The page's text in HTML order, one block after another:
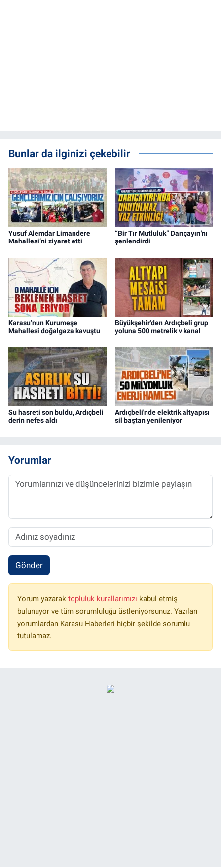
Bunlar da ilginizi çekebilir
Yusuf Alemdar Limandere
Mahallesi’ni ziyaret etti
“Bir Tır Mutluluk” Darıçayırı'nı
şenlendirdi
Karasu’nun Kurumeşe
Mahallesi doğalgaza kavuştu
Büyükşehir'den Ardıçbeli grup
yoluna 500 metrelik v kanal
Su hasreti son buldu, Ardıçbeli
derin nefes aldı
Ardıçbeli'nde elektrik altyapısı
sil baştan yenileniyor
Yorumlar
Gönder
Yorum yazarak topluluk kurallarımızı kabul etmiş
bulunuyor ve tüm sorumluluğu üstleniyorsunuz. Yazılan
yorumlardan Karasu Haberleri hiçbir şekilde sorumlu
tutulamaz.